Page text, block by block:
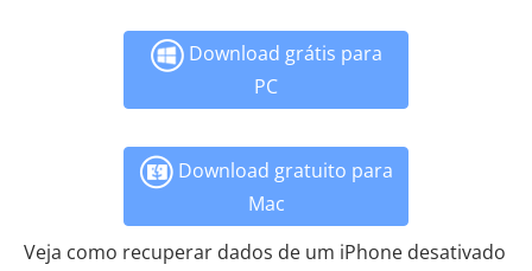
Download grátis para
PC
Download gratuito para
Mac
Veja como recuperar dados de um iPhone desativado